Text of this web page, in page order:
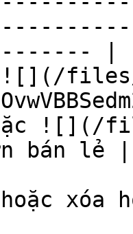
|
files/
![](/files/
bán lẻ |
xóa